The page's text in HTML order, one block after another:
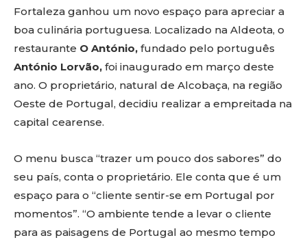
Fortaleza ganhou um novo espaço para apreciar a
boa culinária portuguesa. Localizado na Aldeota, o
restaurante O António, fundado pelo português
António Lorvão, foi inaugurado em março deste
ano. O proprietário, natural de Alcobaça, na região
Oeste de Portugal, decidiu realizar a empreitada na
capital cearense.
O menu busca “trazer um pouco dos sabores” do
seu país, conta o proprietário. Ele conta que é um
espaço para o “cliente sentir-se em Portugal por
momentos”. “O ambiente tende a levar o cliente
para as paisagens de Portugal ao mesmo tempo